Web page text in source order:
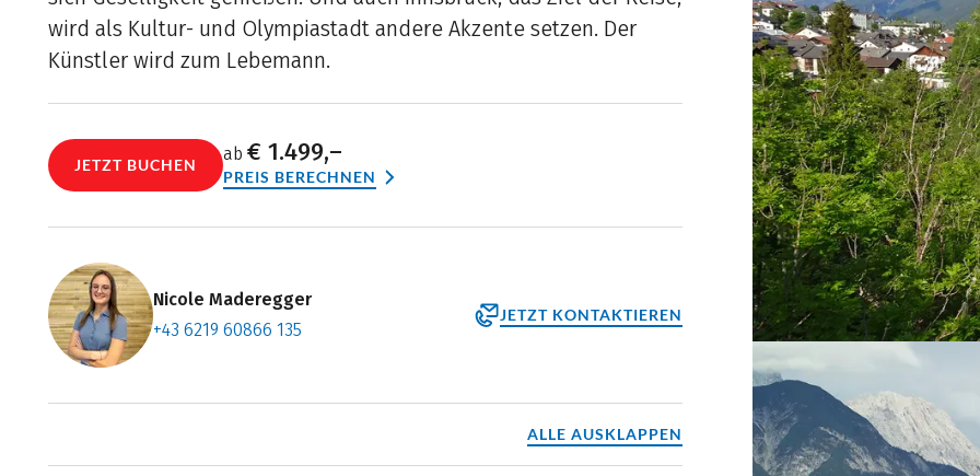
wird als Kultur- und Olympiastadt andere Akzente setzen. Der
Künstler wird zum Lebemann.
JETZT BUCHEN
ab € 1.499,–
PREIS BERECHNEN
Nicole Maderegger
+43 6219 60866 135
JETZT KONTAKTIEREN
Termin vereinbaren
ALLE AUSKLAPPEN